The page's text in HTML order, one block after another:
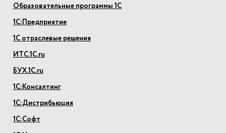
Образовательные программы 1С
1С:Предприятие
1С отраслевые решения
ИТС.1С.ru
БУХ.1С.ru
1С:Консалтинг
1С:Дистрибьюция
1С:Софт